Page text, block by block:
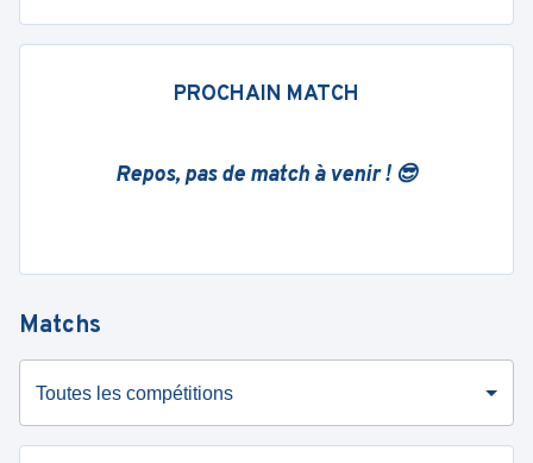
PROCHAIN MATCH
Repos, pas de match à venir ! 😎
Matchs
Toutes les compétitions